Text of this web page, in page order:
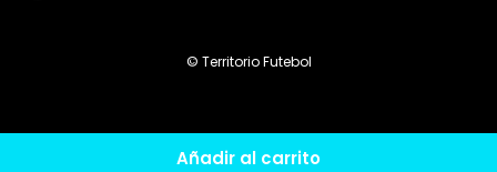
Añadir al carrito
© Territorio Futebol